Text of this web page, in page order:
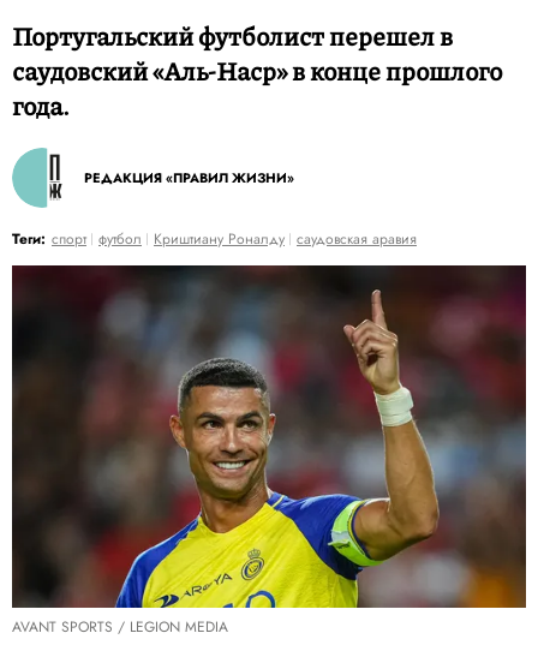
Португальский футболист перешел в
саудовский «Аль-Наср» в конце прошлого
года.
РЕДАКЦИЯ «ПРАВИЛ ЖИЗНИ»
Теги: спорт футбол Криштиану Роналду саудовская аравия
AVANT SPORTS / LEGION MEDIA